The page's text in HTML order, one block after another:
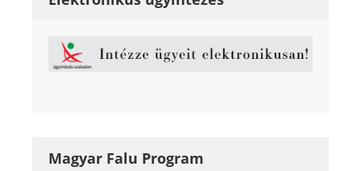
Magyar Falu Program